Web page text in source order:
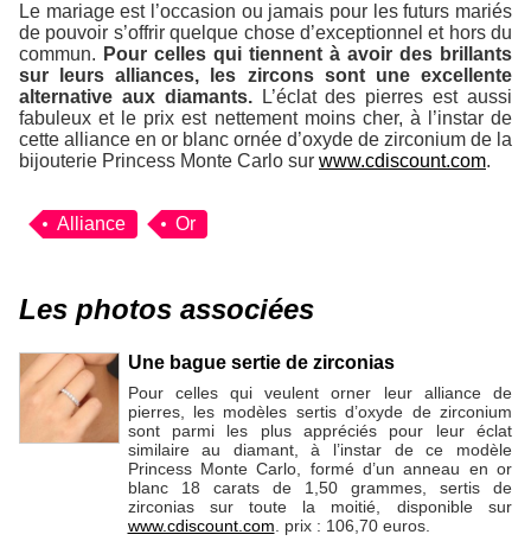
Le mariage est l’occasion ou jamais pour les futurs mariés
de pouvoir s’offrir quelque chose d’exceptionnel et hors du
commun. Pour celles qui tiennent à avoir des brillants
sur leurs alliances, les zircons sont une excellente
alternative aux diamants.L’éclat des pierres est aussi
fabuleux et le prix est nettement moins cher, à l’instar de
cette alliance en or blanc ornée d’oxyde de zirconium de la
bijouterie Princess Monte Carlo sur www.cdiscount.com.
Alliance Or
Les photos associées
Une bague sertie de zirconias
Pour celles qui veulent orner leur alliance de
pierres, les modèles sertis d’oxyde de zirconium
sont parmi les plus appréciés pour leur éclat
similaire au diamant, à l’instar de ce modèle
Princess Monte Carlo, formé d’un anneau en or
blanc 18 carats de 1,50 grammes, sertis de
zirconias sur toute la moitié, disponible sur
www.cdiscount.com . prix : 106,70 euros.